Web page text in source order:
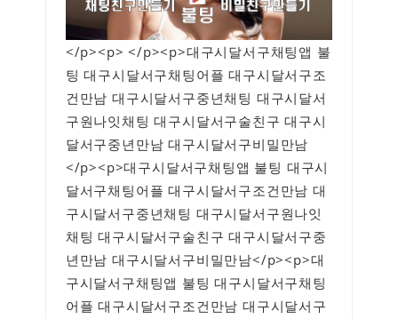
</p><p> </p><p>대구시달서구채팅앱 불
팅 대구시달서구채팅어플 대구시달서구조
건만남 대구시달서구중년채팅 대구시달서
구원나잇채팅 대구시달서구술친구 대구시
달서구중년만남 대구시달서구비밀만남
</p><p>대구시달서구채팅앱 불팅 대구시
달서구채팅어플 대구시달서구조건만남 대
구시달서구중년채팅 대구시달서구원나잇
채팅 대구시달서구술친구 대구시달서구중
년만남 대구시달서구비밀만남</p><p>대
구시달서구채팅앱 불팅 대구시달서구채팅
어플 대구시달서구조건만남 대구시달서구